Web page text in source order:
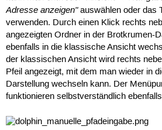
Adresse anzeigen"auswählen oder das
verwenden. Durch einen Klick rechts
angezeigten Ordner in der Brotkrumen-
ebenfalls in die klassische Ansicht
der klassischen Ansicht wird rechts
Pfeil angezeigt, mit dem man wieder in
Darstellung wechseln kann. Der
funktionieren selbstverständlich